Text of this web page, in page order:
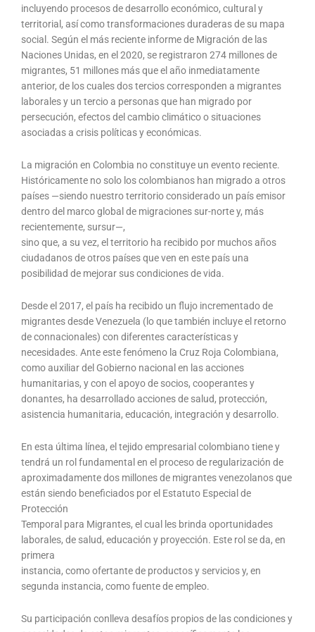
incluyendo procesos de desarrollo económico, cultural y
territorial, así como transformaciones duraderas de su mapa
social. Según el más reciente informe de Migración de las
Naciones Unidas, en el 2020, se registraron 274 millones de
migrantes, 51 millones más que el año inmediatamente
anterior, de los cuales dos tercios corresponden a migrantes
laborales y un tercio a personas que han migrado por
persecución, efectos del cambio climático o situaciones
asociadas a crisis políticas y económicas.
La migración en Colombia no constituye un evento reciente.
Históricamente no solo los colombianos han migrado a otros
países —siendo nuestro territorio considerado un país emisor
dentro del marco global de migraciones sur-norte y, más
recientemente, sursur—,
sino que, a su vez, el territorio ha recibido por muchos años
ciudadanos de otros países que ven en este país una
posibilidad de mejorar sus condiciones de vida.
Desde el 2017, el país ha recibido un flujo incrementado de
migrantes desde Venezuela (lo que también incluye el retorno
de connacionales) con diferentes características y
necesidades. Ante este fenómeno la Cruz Roja Colombiana,
como auxiliar del Gobierno nacional en las acciones
humanitarias, y con el apoyo de socios, cooperantes y
donantes, ha desarrollado acciones de salud, protección,
asistencia humanitaria, educación, integración y desarrollo.
En esta última línea, el tejido empresarial colombiano tiene y
tendrá un rol fundamental en el proceso de regularización de
aproximadamente dos millones de migrantes venezolanos que
están siendo beneficiados por el Estatuto Especial de
Protección
Temporal para Migrantes, el cual les brinda oportunidades
laborales, de salud, educación y proyección. Este rol se da, en
primera
instancia, como ofertante de productos y servicios y, en
segunda instancia, como fuente de empleo.
Su participación conlleva desafíos propios de las condiciones y